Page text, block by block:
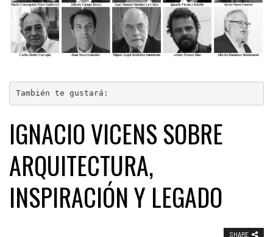
También te gustará:
IGNACIO VICENS SOBRE
ARQUITECTURA,
INSPIRACIÓN Y LEGADO
SHARE